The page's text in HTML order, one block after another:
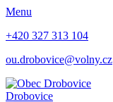
Menu
+420 327 313 104
ou.drobovice@volny.cz
Drobovice